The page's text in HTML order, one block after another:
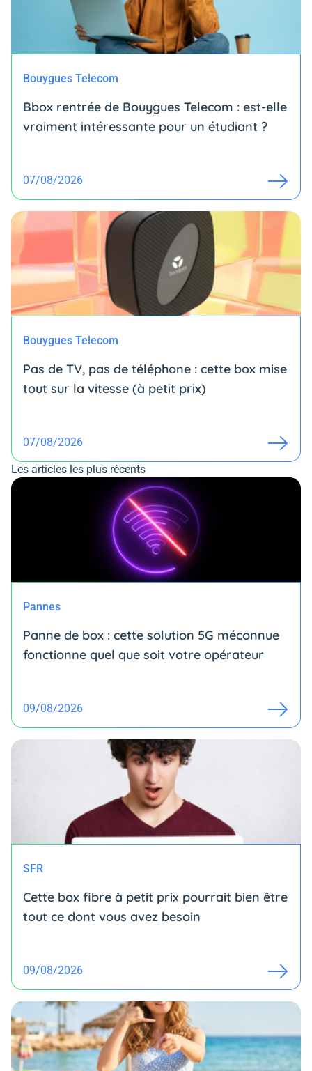
Bouygues Telecom
Bbox rentrée de Bouygues Telecom : est-elle
vraiment intéressante pour un étudiant ?
07/08/2026
Bouygues Telecom
Pas de TV, pas de téléphone : cette box mise
tout sur la vitesse (à petit prix)
07/08/2026
Les articles les plus récents
Pannes
Panne de box : cette solution 5G méconnue
fonctionne quel que soit votre opérateur
09/08/2026
SFR
Cette box fibre à petit prix pourrait bien être
tout ce dont vous avez besoin
09/08/2026